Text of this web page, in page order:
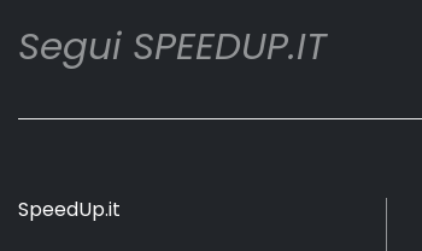
Segui SPEEDUP.IT
SpeedUp.it